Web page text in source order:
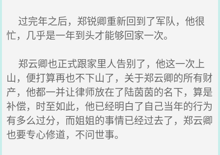
过完年之后，郑锐卿重新回到了军队，他很
忙，几乎是一年到头才能够回家一次。
郑云卿也正式跟家里人告别了，他这一次上
山，便打算再也不下山了，关于郑云卿的所有财
产，他都一并让律师放在了陆茵茵的名下，算是
补偿，时至如此，他已经明白了自己当年的行为
有多么过分，而姐姐的事情已经过去了，郑云卿
也要专心修道，不问世事。